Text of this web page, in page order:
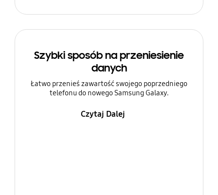
Szybki sposób na przeniesienie
danych
Łatwo przenieś zawartość swojego poprzedniego
telefonu do nowego Samsung Galaxy.
Czytaj Dalej